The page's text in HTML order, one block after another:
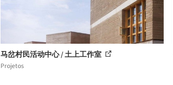
马岔村民活动中心 / 土上工作室
Projetos